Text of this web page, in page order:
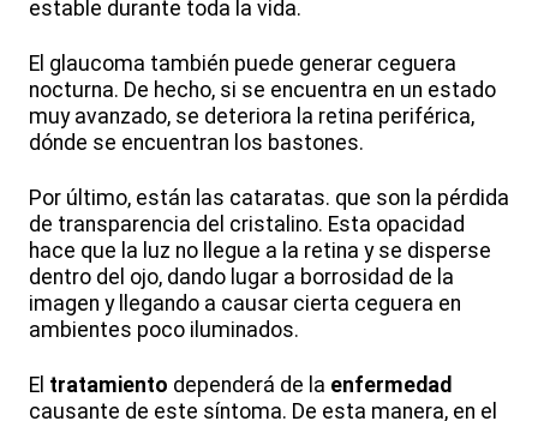
estable durante toda la vida.
El glaucoma también puede generar ceguera
nocturna. De hecho, si se encuentra en un estado
muy avanzado, se deteriora la retina periférica,
dónde se encuentran los bastones.
Por último, están las cataratas. que son la pérdida
de transparencia del cristalino. Esta opacidad
hace que la luz no llegue a la retina y se disperse
dentro del ojo, dando lugar a borrosidad de la
imagen y llegando a causar cierta ceguera en
ambientes poco iluminados.
El tratamiento dependerá de la enfermedad
causante de este síntoma. De esta manera, en el